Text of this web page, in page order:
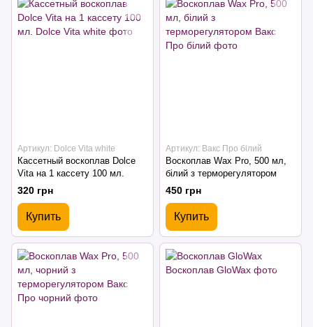
Артикул: Dolce Vita white
Кассетный воскоплав Dolce
Vita на 1 кассету 100 мл.
320 грн
Купить
Артикул: Вакс Про білий
Воскоплав Wax Pro, 500 мл,
білий з терморегулятором
450 грн
Купить